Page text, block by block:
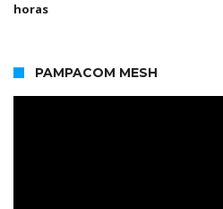
horas
PAMPACOM MESH